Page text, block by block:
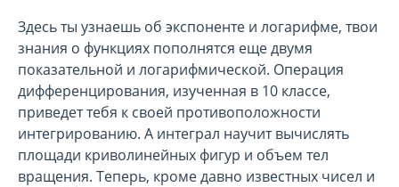
Здесь ты узнаешь об экспоненте и логарифме, твои
знания о функциях пополнятся еще двумя
показательной и логарифмической. Операция
дифференцирования, изученная в 10 классе,
приведет тебя к своей противоположности
интегрированию. А интеграл научит вычислять
площади криволинейных фигур и объем тел
вращения. Теперь, кроме давно известных чисел и